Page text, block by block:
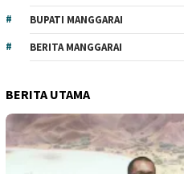
BUPATI MANGGARAI
BERITA MANGGARAI
BERITA UTAMA